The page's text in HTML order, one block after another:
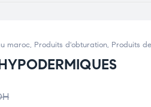
maroc, Produits d'obturation, Produits